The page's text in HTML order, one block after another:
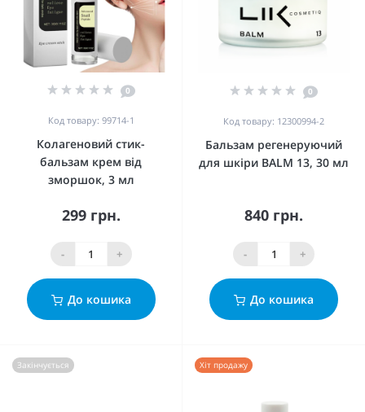
0
Код товару: 99714-1
Колагеновий стик-
бальзам крем від
зморшок, 3 мл
299 грн.
- +
До кошика
0
Код товару: 12300994-2
Бальзам регенеруючий
для шкіри BALM 13, 30 мл
840 грн.
- +
До кошика
Закінчується Хіт продажу